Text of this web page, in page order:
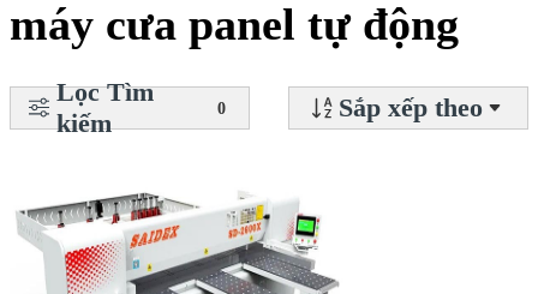
máy cưa panel tự động
Lọc Tìm
kiếm
0 Sắp xếp theo